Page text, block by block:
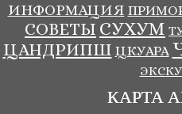
ИНФОРМАЦИЯ
СОВЕТЫ СУХУМ
ЦАНДРИПШ ЦКУАРА
КАРТА